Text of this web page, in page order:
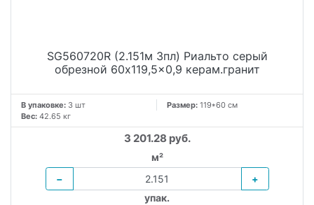
SG560720R (2.151м 3пл) Риальто серый
обрезной 60x119,5x0,9 керам.гранит
В упаковке: 3 шт Размер: 119*60 см
Вес: 42.65 кг
3 201.28 руб.
м²
−
+
упак.